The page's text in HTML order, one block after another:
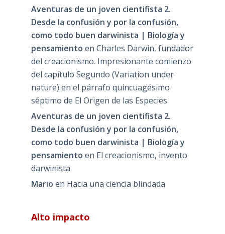
Aventuras de un joven cientifista 2.
Desde la confusión y por la confusión,
como todo buen darwinista | Biología y
pensamiento en Charles Darwin, fundador
del creacionismo. Impresionante comienzo
del capítulo Segundo (Variation under
nature) en el párrafo quincuagésimo
séptimo de El Origen de las Especies
Aventuras de un joven cientifista 2.
Desde la confusión y por la confusión,
como todo buen darwinista | Biología y
pensamiento en El creacionismo, invento
darwinista
Mario en Hacia una ciencia blindada
Alto impacto